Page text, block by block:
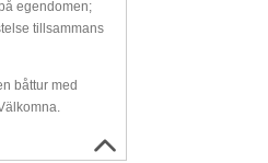
egendomen;
tillsammans
båttur med